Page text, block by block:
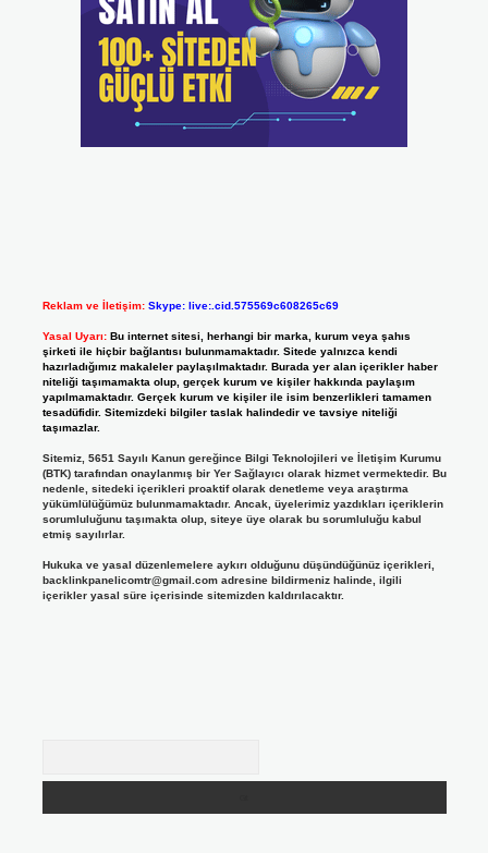
Reklam ve İletişim: Skype: live:.cid.575569c608265c69
Yasal Uyarı: Bu internet sitesi, herhangi bir marka, kurum veya şahıs
şirketi ile hiçbir bağlantısı bulunmamaktadır. Sitede yalnızca kendi
hazırladığımız makaleler paylaşılmaktadır. Burada yer alan içerikler haber
niteliği taşımamakta olup, gerçek kurum ve kişiler hakkında paylaşım
yapılmamaktadır. Gerçek kurum ve kişiler ile isim benzerlikleri tamamen
tesadüfidir. Sitemizdeki bilgiler taslak halindedir ve tavsiye niteliği
taşımazlar.
Sitemiz, 5651 Sayılı Kanun gereğince Bilgi Teknolojileri ve İletişim Kurumu
(BTK) tarafından onaylanmış bir Yer Sağlayıcı olarak hizmet vermektedir. Bu
nedenle, sitedeki içerikleri proaktif olarak denetleme veya araştırma
yükümlülüğümüz bulunmamaktadır. Ancak, üyelerimiz yazdıkları içeriklerin
sorumluluğunu taşımakta olup, siteye üye olarak bu sorumluluğu kabul
etmiş sayılırlar.
Hukuka ve yasal düzenlemelere aykırı olduğunu düşündüğünüz içerikleri,
backlinkpanelicomtr@gmail.comadresine bildirmeniz halinde, ilgili
içerikler yasal süre içerisinde sitemizden kaldırılacaktır.